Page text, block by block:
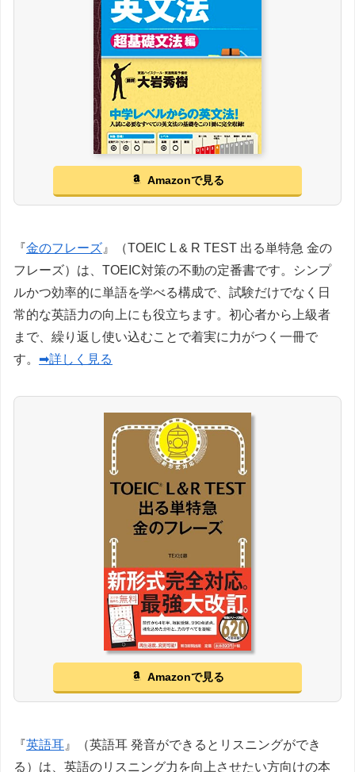
Amazonで見る
『金のフレーズ 』（TOEIC L & R TEST 出る単特急 金の
フレーズ）は、TOEIC対策の不動の定番書です。シンプ
ルかつ効率的に単語を学べる構成で、試験だけでなく日
常的な英語力の向上にも役立ちます。初心者から上級者
まで、繰り返し使い込むことで着実に力がつく一冊で
す。 ➡詳しく見る
Amazonで見る
『英語耳 』（英語耳 発音ができるとリスニングができ
る）は、英語のリスニング力を向上させたい方向けの本